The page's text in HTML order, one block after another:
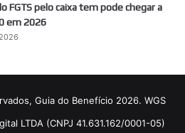
FGTS pelo caixa tem pode chegar a
em 2026
Guia do Benefício 2026. WGS
LTDA (CNPJ 41.631.162/0001-05)